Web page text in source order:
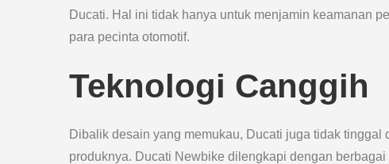
Ducati. Hal ini tidak hanya untuk menjamin keamanan
para pecinta otomotif.
Teknologi Canggih
Dibalik desain yang memukau, Ducati juga tidak
produknya. Ducati Newbike dilengkapi dengan